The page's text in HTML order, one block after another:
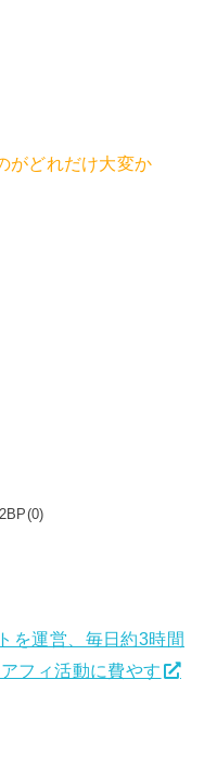
がどれだけ大変か
を運営、毎日約3時間
フィ活動に費やす